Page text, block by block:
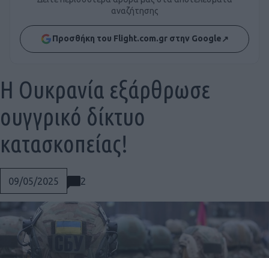
αναζήτησης
Προσθήκη του Flight.com.gr στην Google↗
09/05/2025 2
Η Ουκρανία εξάρθρωσε
ουγγρικό δίκτυο
κατασκοπείας!